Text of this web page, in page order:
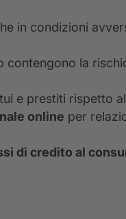
in condizioni
la
e prestiti rispetto
online per
di credito al